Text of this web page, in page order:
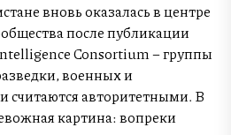
вновь оказалась в центре
после публикации
Consortium – группы
военных и
считаются авторитетными. В
картина: вопреки